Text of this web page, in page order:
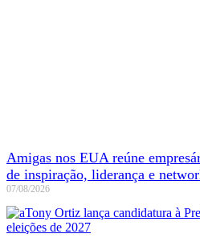
Amigas nos EUA reúne
de inspiração, liderança e
07/08/2026